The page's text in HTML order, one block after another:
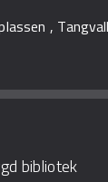
,
bibliotek